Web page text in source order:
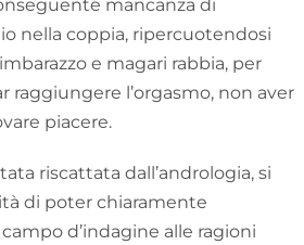
mancanza di
nella coppia, ripercuotendosi
e magari rabbia, per
raggiungere l’orgasmo, non aver
piacere.
riscattata dall’andrologia, si
di poter chiaramente
d’indagine alle ragioni